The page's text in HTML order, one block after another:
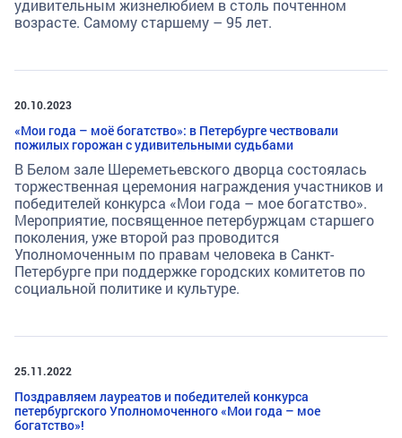
удивительным жизнелюбием в столь почтенном
возрасте. Самому старшему – 95 лет.
20.10.2023
«Мои года – моё богатство»: в Петербурге чествовали
пожилых горожан с удивительными судьбами
В Белом зале Шереметьевского дворца состоялась
торжественная церемония награждения участников и
победителей конкурса «Мои года – мое богатство».
Мероприятие, посвященное петербуржцам старшего
поколения, уже второй раз проводится
Уполномоченным по правам человека в Санкт-
Петербурге при поддержке городских комитетов по
социальной политике и культуре.
25.11.2022
Поздравляем лауреатов и победителей конкурса
петербургского Уполномоченного «Мои года – мое
богатство»!